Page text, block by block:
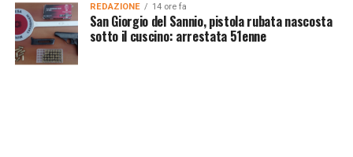
REDAZIONE 14 ore fa
San Giorgio del Sannio, pistola rubata nascosta
sotto il cuscino: arrestata 51enne